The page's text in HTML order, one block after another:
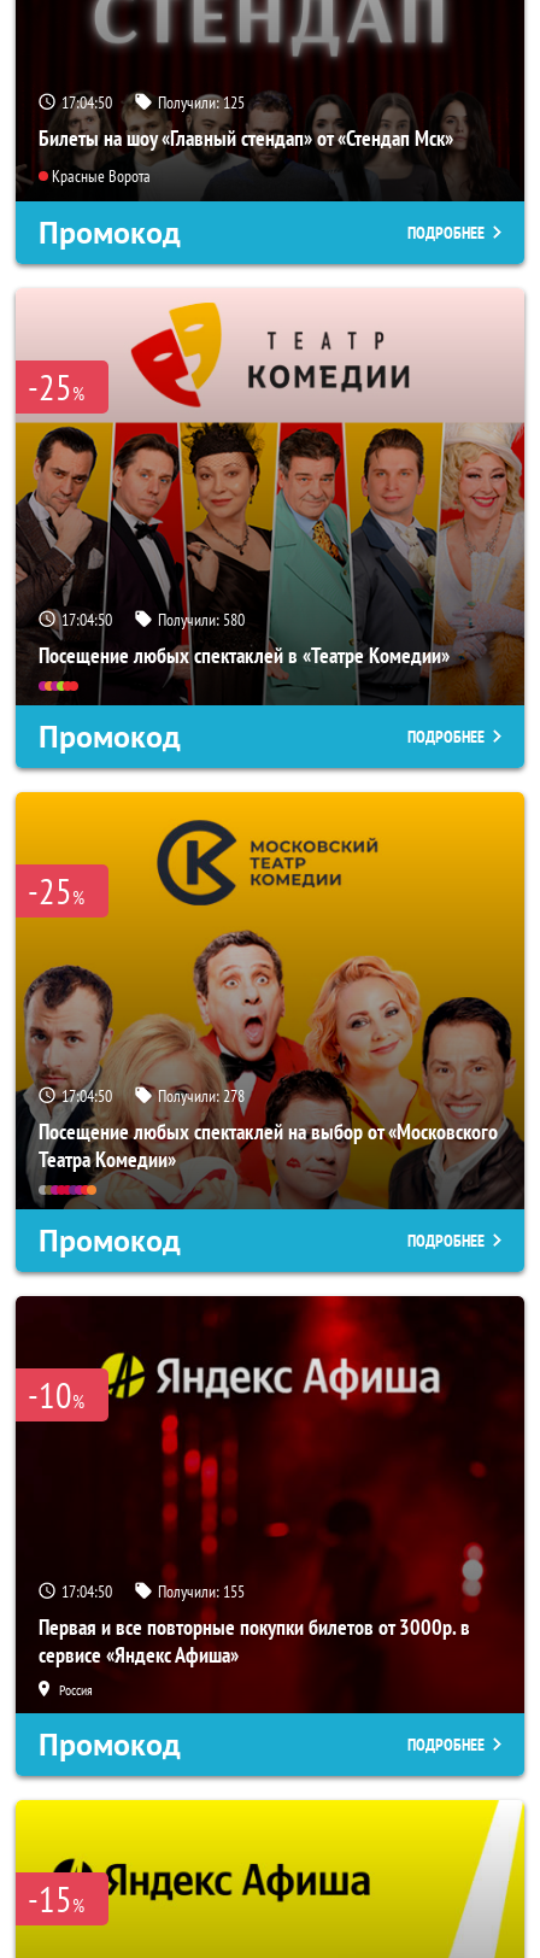
17:04:49 Получили:125
Билеты на шоу «Главный стендап» от «Стендап Мск»
Красные Ворота
Промокод ПОДРОБНЕЕ
-25%
17:04:49 Получили: 580
Посещение любых спектаклей в «Театре Комедии»
Промокод ПОДРОБНЕЕ
-25%
17:04:49 Получили:278
Посещение любых спектаклей на выбор от «Московского
Театра Комедии»
Промокод ПОДРОБНЕЕ
-10%
17:04:49 Получили: 155
Первая и все повторные покупки билетов от 3000р. в
сервисе «Яндекс Афиша»
Россия
Промокод ПОДРОБНЕЕ
-15%